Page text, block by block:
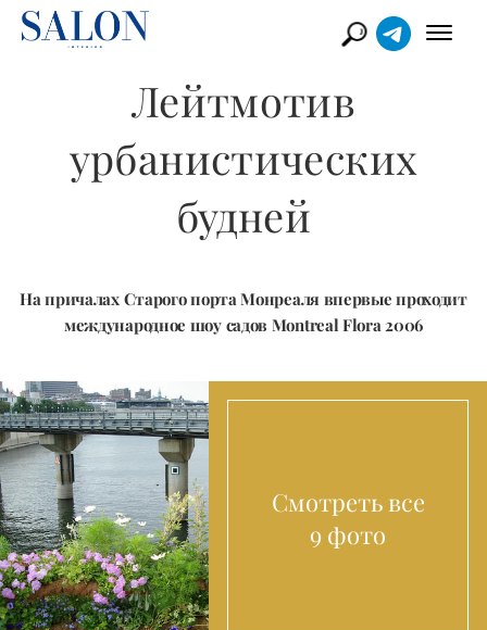
Лейтмотив
урбанистических
будней
На причалах Старого порта Монреаля впервые проходит
международное шоу садов Montreal Flora 2006
Смотреть все
9 фото